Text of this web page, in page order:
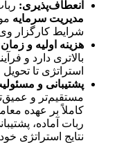
انعطاف‌پذیری:
مدیریت سرمایه
شرایط کارگزار
هزینه اولیه و
بالاتری دارد و
استراتژی تا
پشتیبانی و
مستقیم‌تر و
کاملاً بر عهده
ربات آماده،
نتایج استراتژی